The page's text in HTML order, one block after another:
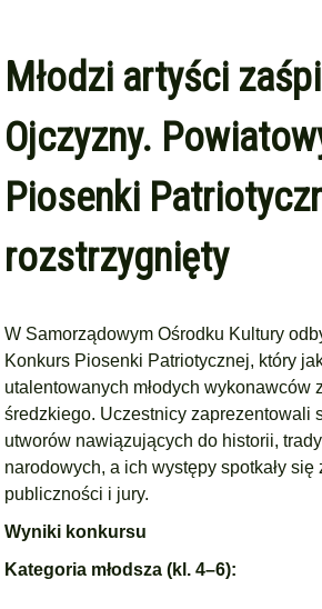
Młodzi artyści
Ojczyzny.
Piosenki
rozstrzygnięty
W Samorządowym Ośrodku Kultury
Konkurs Piosenki Patriotycznej, który
utalentowanych młodych wykonawców
średzkiego. Uczestnicy zaprezentowali
utworów nawiązujących do historii,
narodowych, a ich występy spotkały
publiczności i jury.
Wyniki konkursu
Kategoria młodsza (kl. 4–6):